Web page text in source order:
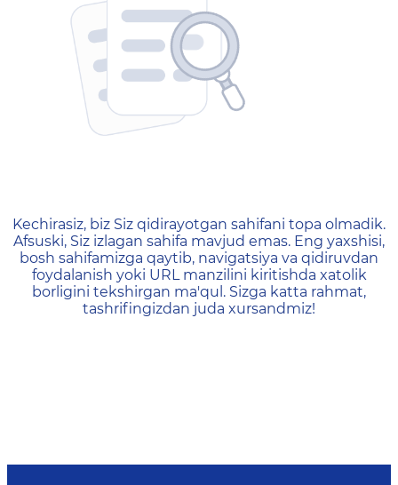
404 — Страница не
Kechirasiz, biz Siz qidirayotgan sahifani topa olmadik.
Afsuski, Siz izlagan sahifa mavjud emas. Eng yaxshisi,
bosh sahifamizga qaytib, navigatsiya va qidiruvdan
foydalanish yoki URL manzilini kiritishda xatolik
borligini tekshirgan ma'qul. Sizga katta rahmat,
tashrifingizdan juda xursandmiz!